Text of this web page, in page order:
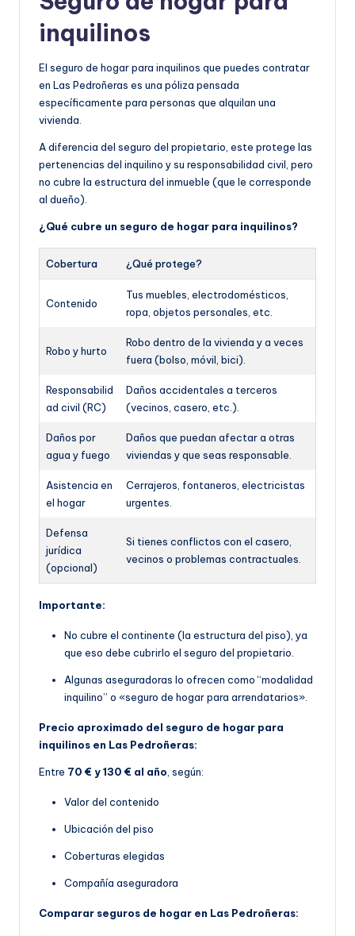
inquilinos
El seguro de hogar para inquilinos que puedes contratar
en Las Pedroñeras es una póliza pensada
específicamente para personas que alquilan una
vivienda.
A diferencia del seguro del propietario, este protege las
pertenencias del inquilino y su responsabilidad civil, pero
no cubre la estructura del inmueble (que le corresponde
al dueño).
¿Qué cubre un seguro de hogar para inquilinos?
Cobertura ¿Qué protege?
Contenido
Tus muebles, electrodomésticos,
ropa, objetos personales, etc.
Robo y hurto
Robo dentro de la vivienda y a veces
fuera (bolso, móvil, bici).
Responsabilid
ad civil (RC)
Daños accidentales a terceros
(vecinos, casero, etc.).
Daños por
agua y fuego
Daños que puedan afectar a otras
viviendas y que seas responsable.
Asistencia en
el hogar
Cerrajeros, fontaneros, electricistas
urgentes.
Defensa
jurídica
(opcional)
Si tienes conflictos con el casero,
vecinos o problemas contractuales.
Importante:
No cubre el continente (la estructura del piso), ya
que eso debe cubrirlo el seguro del propietario.
Algunas aseguradoras lo ofrecen como “modalidad
inquilino” o «seguro de hogar para arrendatarios».
Precio aproximado del seguro de hogar para
inquilinos en Las Pedroñeras:
Entre 70 € y 130 € al año, según:
Valor del contenido
Ubicación del piso
Coberturas elegidas
Compañía aseguradora
Comparar seguros de hogar en Las Pedroñeras: